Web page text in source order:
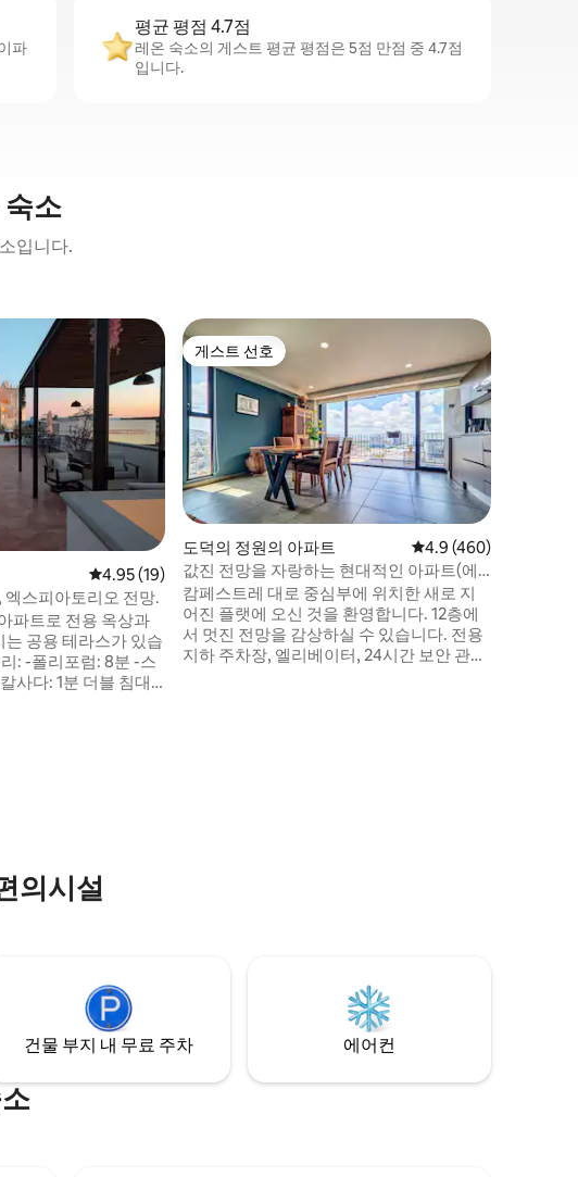
파
평균 평점 4.7점
레온 숙소의 게스트 평균 평점은 5점 만점 중 4.7점
입니다.
소
입니다.
평점 4.95점(5점 만점), 후기 19개
4.95 (19)
엑스피아토리오 전망.
파트로 전용 옥상과
공용 테라스가 있습
분 더블 침대,
게스트 선호
게스트 선호
도덕의 정원의 아파트 평점 4.9점(5점 만점),
4.9 (460)
값진 전망을 자랑하는 현대적인 아파트(에
어컨 구비)
캄페스트레 대로 중심부에 위치한 새로 지
어진 플랫에 오신 것을 환영합니다. 12층에
서 멋진 전망을 감상하실 수 있습니다. 전용
지하 주차장, 엘리베이터, 24시간 보안 관리
의시설
건물 부지 내 무료 주차 에어컨